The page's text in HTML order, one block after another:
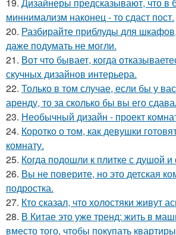
миннимализм наконец - то сдаст пост.
20. Разбирайте приблуды для
даже подумать не могли.
21. Вот что бывает, когда
скучных дизайнов интерьера.
22. Только в том случае, если бы у
аренду, то за сколько бы вы его
23. Необычный дизайн - проект
24. Коротко о том, как девушки
комнату.
25. Когда подошли к плитке с душой
26. Вы не поверите, но это детская
подростка.
27. Кто сказал, что холостяки живут
28. В Китае это уже тренд: жить в
вместо того, чтобы покупать